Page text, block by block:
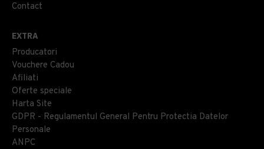
Contact
EXTRA
Producatori
Vouchere Cadou
Afiliati
Oferte speciale
Harta Site
GDPR - Regulamentul General Pentru Protectia Datelor
Personale
ANPC